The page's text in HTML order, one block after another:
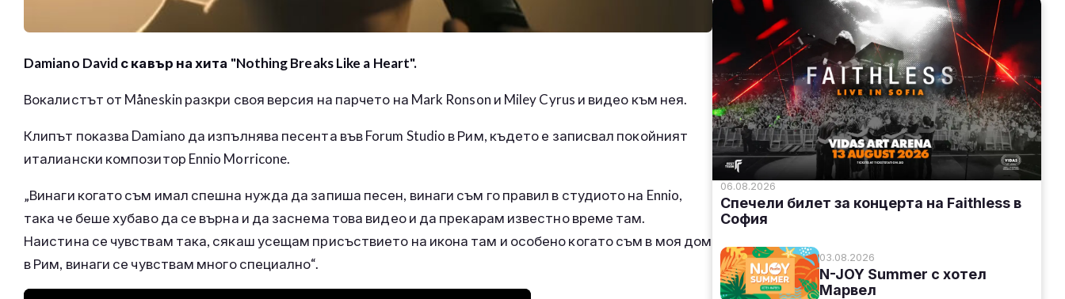
Damiano David с кавър на хита "Nothing Breaks Like a Heart".
Вокалистът от Måneskin разкри своя версия на парчето на Mark Ronson и Miley Cyrus и видео към нея.
Клипът показва Damiano да изпълнява песента във Forum Studio в Рим, където е записвал покойният
италиански композитор Ennio Morricone.
„Винаги когато съм имал спешна нужда да запиша песен, винаги съм го правил в студиото на Ennio,
така че беше хубаво да се върна и да заснема това видео и да прекарам известно време там.
Наистина се чувствам така, сякаш усещам присъствието на икона там и особено когато съм в моя дом
в Рим, винаги се чувствам много специално“.
06.08.2026
Спечели билет за концерта на Faithless в
София
03.08.2026
N-JOY Summer с хотел
Марвел